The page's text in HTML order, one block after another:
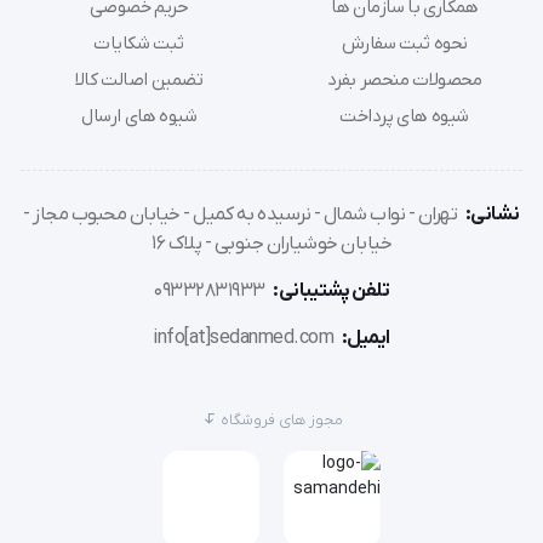
ساخته شده از استیل ضد زنگ با کیفیت بالا
دارای نوک‌های دو زاویه‌ای برای دسترسی بهتر به
اندام‌ها
طراحی ارگونومیک با دسته‌های انگشتی برای کنترل
دارای لبه‌های صاف برای جلوگیری از آسیب به بافت نرم
مناسب برای بستن عروق، حالب و لگن کلیه
دارای ضامن قفل شونده برای کاهش خستگی
همکاری با سازمان ها
نحوه ثبت سفارش
محصولات منحصر بفرد
شیوه های پرداخت
حریم خصوصی
ثبت شکایات
تضمین اصالت کالا
شیوه های ارسال
نشانی: تهران - نواب شمال - نرسیده به کمیل - خیابان محبوب مجاز -
خیابان خوشیاران جنوبی - پلاک 16
تلفن پشتیبانی: 09332831933
ایمیل: info[at]sedanmed.com
مجوز های فروشگاه